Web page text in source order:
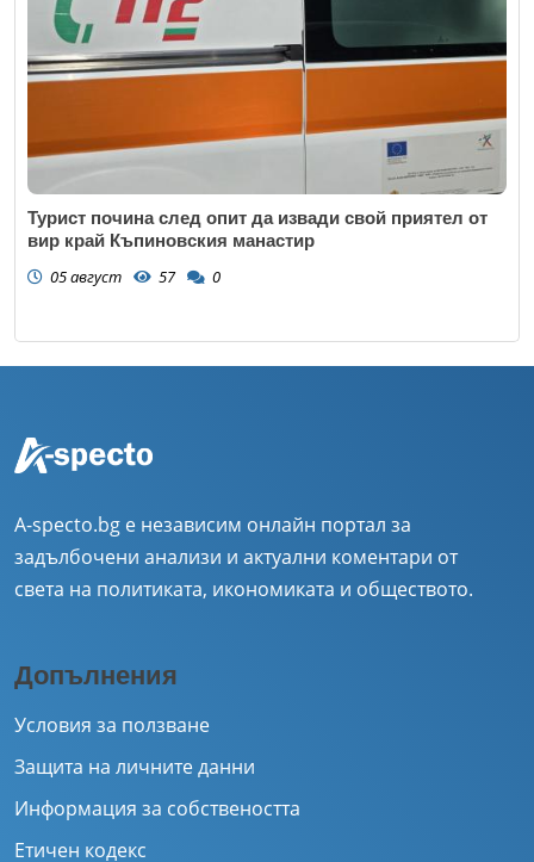
Турист почина след опит да извади свой приятел от
вир край Къпиновския манастир
05 август 57 0
A-specto.bg е независим онлайн портал за
задълбочени анализи и актуални коментари от
света на политиката, икономиката и обществото.
Допълнения
Условия за ползване
Защита на личните данни
Информация за собствеността
Етичен кодекс